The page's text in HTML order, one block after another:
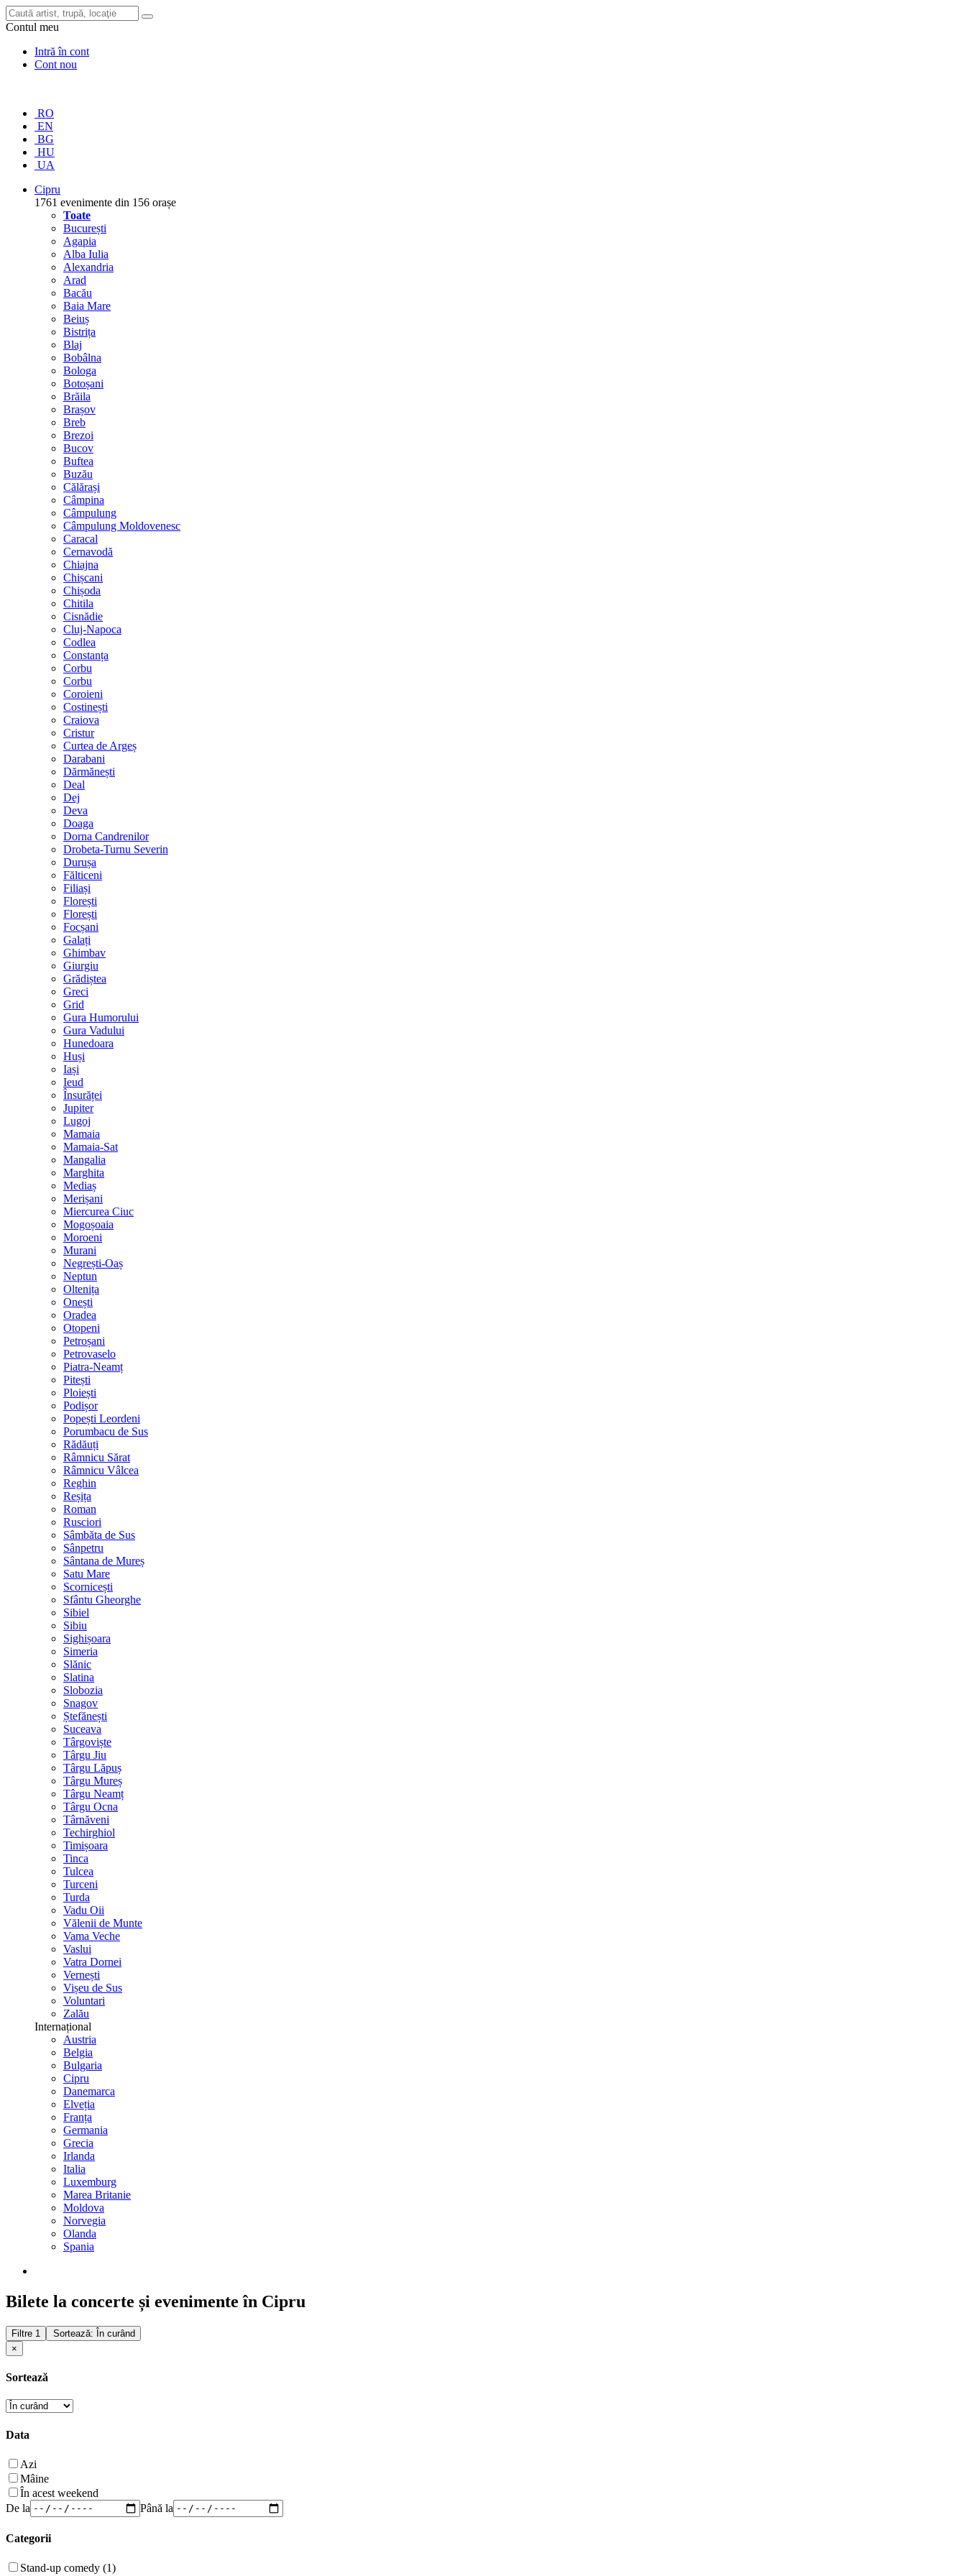
Contul meu
Intră în cont
Cont nou
RO
EN
BG
HU
UA
Cipru
1761 evenimente din 156 orașe
Toate
București
Agapia
Alba Iulia
Alexandria
Arad
Bacău
Baia Mare
Beiuș
Bistrița
Blaj
Bobâlna
Bologa
Botoșani
Brăila
Brașov
Breb
Brezoi
Bucov
Buftea
Buzău
Călărași
Câmpina
Câmpulung
Câmpulung Moldovenesc
Caracal
Cernavodă
Chiajna
Chișcani
Chișoda
Chitila
Cisnădie
Cluj-Napoca
Codlea
Constanța
Corbu
Corbu
Coroieni
Costinești
Craiova
Cristur
Curtea de Argeș
Darabani
Dărmănești
Deal
Dej
Deva
Doaga
Dorna Candrenilor
Drobeta-Turnu Severin
Durușa
Fălticeni
Filiași
Florești
Florești
Focșani
Galați
Ghimbav
Giurgiu
Grădiștea
Greci
Grid
Gura Humorului
Gura Vadului
Hunedoara
Huși
Iași
Ieud
Însurăței
Jupiter
Lugoj
Mamaia
Mamaia-Sat
Mangalia
Marghita
Mediaș
Merișani
Miercurea Ciuc
Mogoșoaia
Moroeni
Murani
Negrești-Oaș
Neptun
Oltenița
Onești
Oradea
Otopeni
Petroșani
Petrovaselo
Piatra-Neamț
Pitești
Ploiești
Podișor
Popești Leordeni
Porumbacu de Sus
Rădăuți
Râmnicu Sărat
Râmnicu Vâlcea
Reghin
Reșița
Roman
Rusciori
Sâmbăta de Sus
Sânpetru
Sântana de Mureș
Satu Mare
Scornicești
Sfântu Gheorghe
Sibiel
Sibiu
Sighișoara
Simeria
Slănic
Slatina
Slobozia
Snagov
Ștefănești
Suceava
Târgoviște
Târgu Jiu
Târgu Lăpuș
Târgu Mureș
Târgu Neamț
Târgu Ocna
Târnăveni
Techirghiol
Timișoara
Tinca
Tulcea
Turceni
Turda
Vadu Oii
Vălenii de Munte
Vama Veche
Vaslui
Vatra Dornei
Vernești
Vișeu de Sus
Voluntari
Zalău
Internațional
Austria
Belgia
Bulgaria
Cipru
Danemarca
Elveția
Franța
Germania
Grecia
Irlanda
Italia
Luxemburg
Marea Britanie
Moldova
Norvegia
Olanda
Spania
Bilete la concerte și evenimente în Cipru
Filtre 1
Sortează: În curând
×
Sortează
Data
Azi
Mâine
În acest weekend
De la
Până la
Categorii
Stand-up comedy (1)